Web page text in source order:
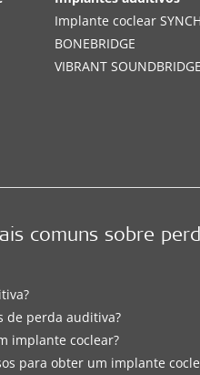
Implante coclear
BONEBRIDGE
VIBRANT SOUNDBRIDGE
comuns sobre
de perda auditiva?
implante coclear?
para obter um implante